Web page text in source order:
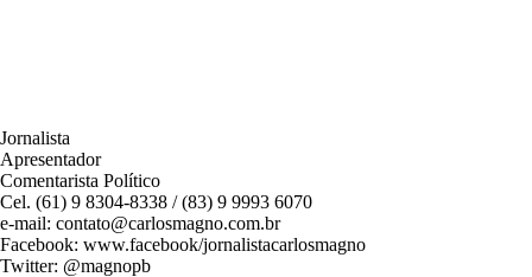
Jornalista
Apresentador
Comentarista Político
Cel. (61) 9 8304-8338 / (83) 9 9993 6070
e-mail: contato@carlosmagno.com.br
Facebook: www.facebook/jornalistacarlosmagno
Twitter: @magnopb